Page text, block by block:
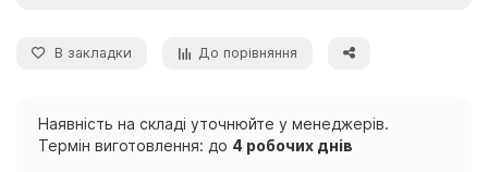
В закладки До порівняння
Наявність на складі уточнюйте у менеджерів.
Термін виготовлення: до 4 робочих днів